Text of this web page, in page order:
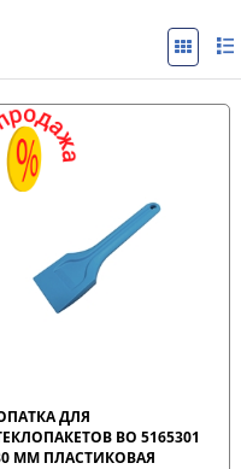
ДЛЯ
BO 5165301
ММ ПЛАСТИКОВАЯ